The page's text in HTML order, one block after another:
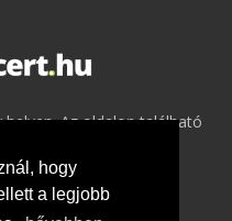
hogy
a legjobb
Az oldalon található
-Felhasználási
és üzenet küldés